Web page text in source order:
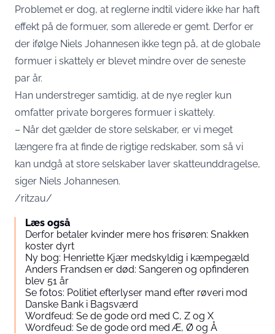
Problemet er dog, at reglerne indtil videre ikke har haft
effekt på de formuer, som allerede er gemt. Derfor er
der ifølge Niels Johannesen ikke tegn på, at de globale
formuer i skattely er blevet mindre over de seneste
par år.
Han understreger samtidig, at de nye regler kun
omfatter private borgeres formuer i skattely.
– Når det gælder de store selskaber, er vi meget
længere fra at finde de rigtige redskaber, som så vi
kan undgå at store selskaber laver skatteunddragelse,
siger Niels Johannesen.
/ritzau/
Læs også
Derfor betaler kvinder mere hos frisøren: Snakken
koster dyrt
Ny bog: Henriette Kjær medskyldig i kæmpegæld
Anders Frandsen er død: Sangeren og opfinderen
blev 51 år
Se fotos: Politiet efterlyser mand efter røveri mod
Danske Bank i Bagsværd
Wordfeud: Se de gode ord med C, Z og X
Wordfeud: Se de gode ord med Æ, Ø og Å